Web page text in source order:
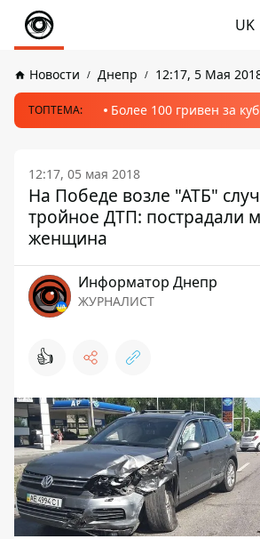
UK
Новости Днепр 12:17, 5 Мая
ТОПТЕМА: Более 100 гривен за
12:17, 05 мая 2018
На Победе возле "АТБ"
тройное ДТП: пострадали
женщина
Информатор Днепр
ЖУРНАЛИСТ
👍